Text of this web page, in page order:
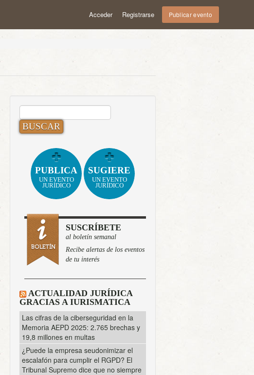
Acceder Registrarse Publicar evento
BUSCAR:
PUBLICA
UN EVENTO
JURÍDICO
SUGIERE
UN EVENTO
JURÍDICO
SUSCRÍBETE
al boletín semanal
Recibe alertas de los eventos
de tu interés
ACTUALIDAD JURÍDICA
GRACIAS A IURISMATICA
Las cifras de la ciberseguridad en la
Memoria AEPD 2025: 2.765 brechas y
19,8 millones en multas
¿Puede la empresa seudonimizar el
escalafón para cumplir el RGPD? El
Tribunal Supremo dice que no siempre